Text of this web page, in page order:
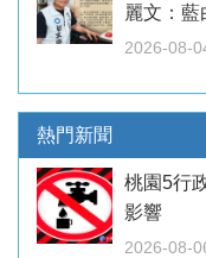
麗文：
2026-08-
熱門新聞
桃園5行
影響
2026-08-